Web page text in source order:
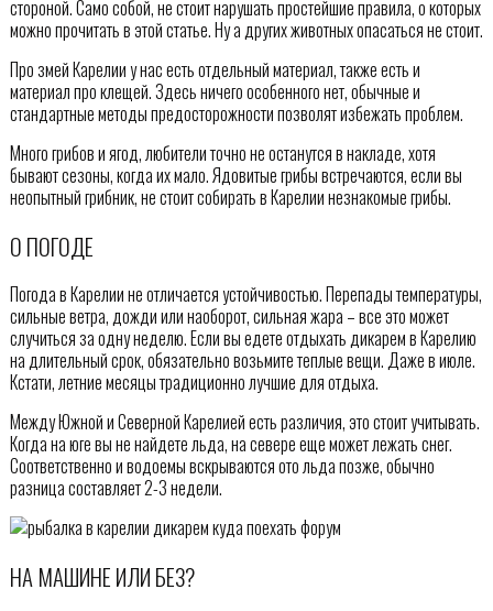
стороной. Само собой, не стоит нарушать простейшие правила, о которых
можно прочитать в этой статье. Ну а других животных опасаться не стоит.
Про змей Карелии у нас есть отдельный материал, также есть и
материал про клещей. Здесь ничего особенного нет, обычные и
стандартные методы предосторожности позволят избежать проблем.
Много грибов и ягод, любители точно не останутся в накладе, хотя
бывают сезоны, когда их мало. Ядовитые грибы встречаются, если вы
неопытный грибник, не стоит собирать в Карелии незнакомые грибы.
О ПОГОДЕ
Погода в Карелии не отличается устойчивостью. Перепады температуры,
сильные ветра, дожди или наоборот, сильная жара – все это может
случиться за одну неделю. Если вы едете отдыхать дикарем в Карелию
на длительный срок, обязательно возьмите теплые вещи. Даже в июле.
Кстати, летние месяцы традиционно лучшие для отдыха.
Между Южной и Северной Карелией есть различия, это стоит учитывать.
Когда на юге вы не найдете льда, на севере еще может лежать снег.
Соответственно и водоемы вскрываются ото льда позже, обычно
разница составляет 2-3 недели.
НА МАШИНЕ ИЛИ БЕЗ?